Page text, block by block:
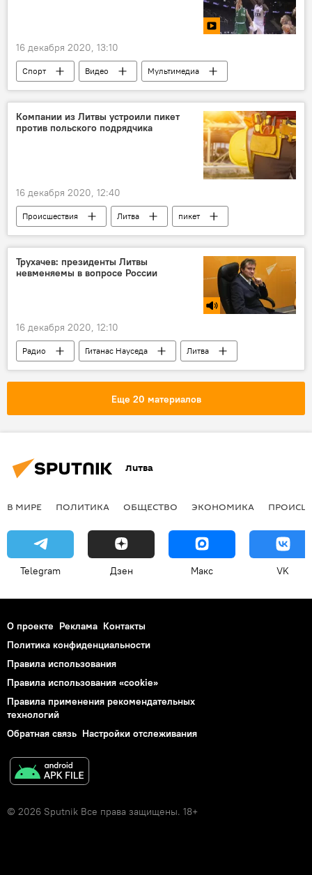
16 декабря 2020, 13:10
Спорт Видео
Мультимедиа
Баскетбольный клуб "Жальгирис"
Литва
Компании из Литвы устроили пикет
против польского подрядчика
16 декабря 2020, 12:40
Происшествия Литва
пикет
строительство
Трухачев: президенты Литвы
невменяемы в вопросе России
16 декабря 2020, 12:10
Радио Гитанас Науседа
Литва
Россия
СССР
Еще 20 материалов
Литва
В МИРЕ ПОЛИТИКА ОБЩЕСТВО ЭКОНОМИКА
Telegram Дзен Макс VK
О проекте Реклама Контакты
Политика конфиденциальности
Правила использования
Правила использования «cookie»
Правила применения рекомендательных
технологий
Обратная связь Настройки отслеживания
© 2026 Sputnik Все права защищены. 18+